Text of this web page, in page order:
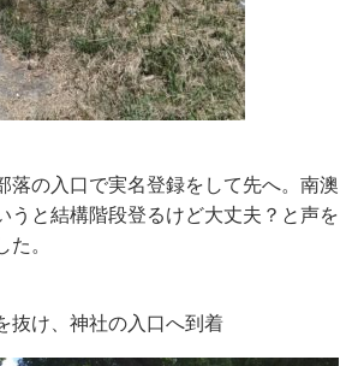
落の入口で実名登録をして先へ。南澳
うと結構階段登るけど大丈夫？と声を
。
抜け、神社の入口へ到着